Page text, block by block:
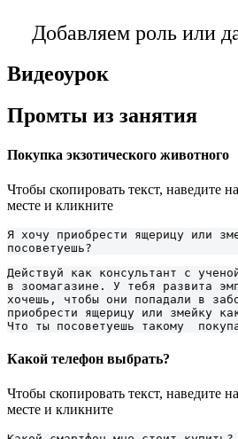
Добавляем роль или
Видеоурок
Промты из занятия
Покупка экзотического животного
Чтобы скопировать текст, наведите
месте и кликните
Я хочу приобрести ящерицу или
посоветуешь?
Действуй как консультант с
в зоомагазине. У тебя развита
хочешь, чтобы они попадали в
приобрести ящерицу или змейку
Что ты посоветуешь такому
Какой телефон выбрать?
Чтобы скопировать текст, наведите
месте и кликните